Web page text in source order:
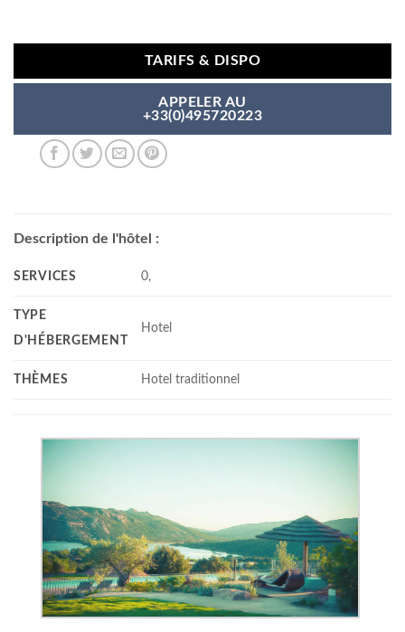
TARIFS & DISPO
APPELER AU
+33(0)495720223
Description de l'hôtel :
SERVICES 0,
TYPE
D'HÉBERGEMENT
Hotel
THÈMES Hotel traditionnel